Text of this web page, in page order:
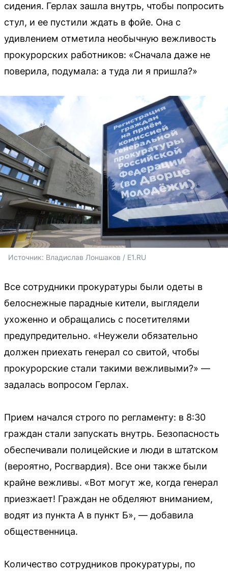
сидения. Герлах зашла внутрь, чтобы попросить
стул, и ее пустили ждать в фойе. Она с
удивлением отметила необычную вежливость
прокурорских работников: «Сначала даже не
поверила, подумала: а туда ли я пришла?»
Источник: Владислав Лоншаков / E1.RU
Все сотрудники прокуратуры были одеты в
белоснежные парадные кители, выглядели
ухоженно и обращались с посетителями
предупредительно. «Неужели обязательно
должен приехать генерал со свитой, чтобы
прокурорские стали такими вежливыми?» —
задалась вопросом Герлах.
Прием начался строго по регламенту: в 8:30
граждан стали запускать внутрь. Безопасность
обеспечивали полицейские и люди в штатском
(вероятно, Росгвардия). Все они также были
крайне вежливы. «Вот могут же, когда генерал
приезжает! Граждан не обделяют вниманием,
водят из пункта А в пункт Б», — добавила
общественница.
Количество сотрудников прокуратуры, по